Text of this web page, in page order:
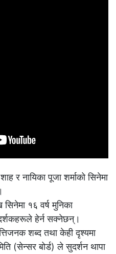
र नायिका पूजा शर्माको सिनेमा
१६ वर्ष मुनिका
हेर्न सक्नेछन्।
शब्द तथा केही दृश्यमा
(सेन्सर बोर्ड) ले सुदर्शन थापा